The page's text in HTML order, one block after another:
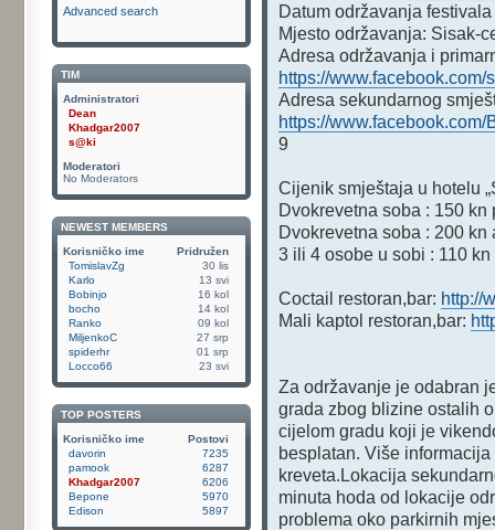
Advanced search
TIM
Administratori
Dean
Khadgar2007
s@ki
Moderatori
No Moderators
NEWEST MEMBERS
Korisničko ime
Pridružen
TomislavZg
30 lis
Karlo
13 svi
Bobinjo
16 kol
bocho
14 kol
Ranko
09 kol
MiljenkoC
27 srp
spiderhr
01 srp
Locco66
23 svi
TOP POSTERS
Korisničko ime
Postovi
davorin
7235
pamook
6287
Khadgar2007
6206
Bepone
5970
Edison
5897
Datum održavanja
Mjesto održavanja: Sisak-
Adresa održavanja i
https://www.facebook.com/
Adresa sekundarnog
https://
9
Cijenik smještaja u hotelu
Dvokrevetna soba : 150
Dvokrevetna soba : 200
3 ili 4 osobe u sobi : 110
Coctail restoran,bar: http://
Mali kaptol restoran,bar:
Za održavanje je odabran
grada zbog blizine ostalih
cijelom gradu koji je
besplatan. Više
kreveta.Lokacija
minuta hoda od lokacije
problema oko parkirnih